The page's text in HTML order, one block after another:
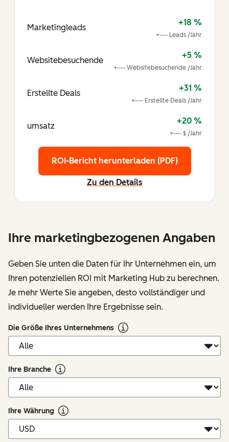
Ihre marketingbezogenen Angaben
Geben Sie unten die Daten für Ihr Unternehmen ein, um
Ihren potenziellen ROI mit Marketing Hub zu berechnen.
Je mehr Werte Sie angeben, desto vollständiger und
individueller werden Ihre Ergebnisse sein.
Die Größe Ihres Unternehmens
Ihre Branche
Ihre Währung
Marketingleads
+18 %
+---- Leads /Jahr
Websitebesuchende
+5 %
+---- Websitebesuchende /Jahr
Erstellte Deals
+31 %
+---- Erstellte Deals /Jahr
umsatz
+20 %
+---- $ /Jahr
Zu den Details
ROI-Bericht herunterladen (PDF)